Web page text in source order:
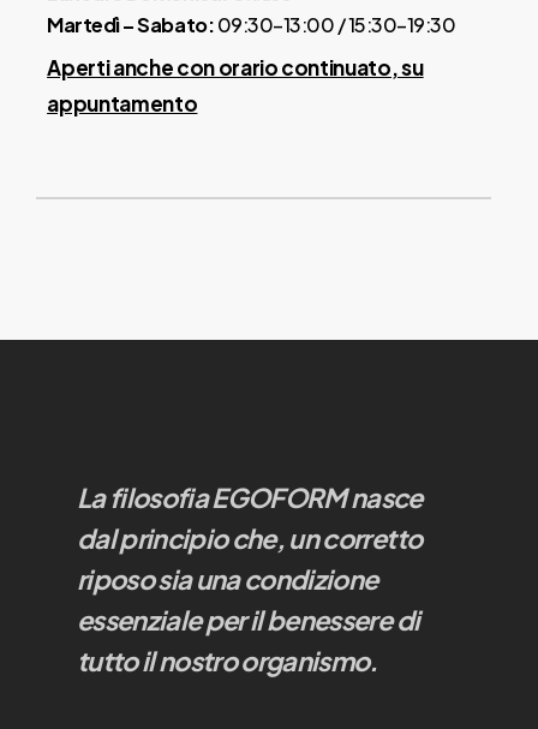
sanitaria secondo le normative
Martedì – Sabato:09:30–13:00 / 15:30–19:30
Aperti anche con orario continuato, su
appuntamento
La filosofia EGOFORM nasce
dal principio che, un corretto
riposo sia una condizione
essenziale per il benessere di
tutto il nostro organismo.